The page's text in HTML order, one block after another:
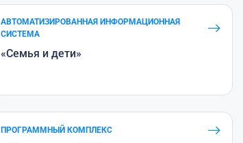
АВТОМАТИЗИРОВАННАЯ ИНФОРМАЦИОННАЯ
СИСТЕМА
«Семья и дети»
ПРОГРАММНЫЙ КОМПЛЕКС